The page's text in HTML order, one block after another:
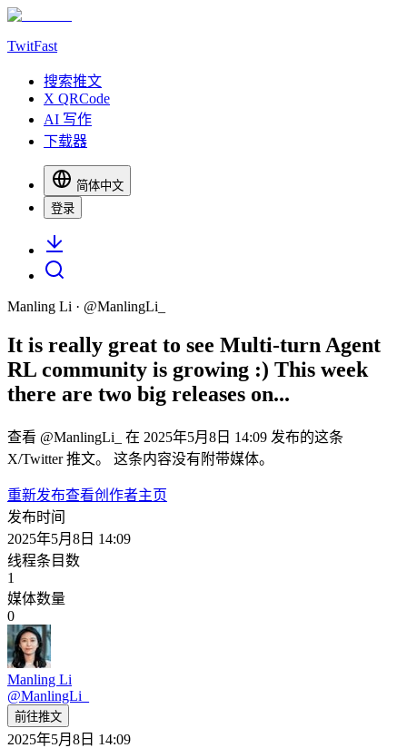
TwitFast
搜索推文
X QRCode
AI 写作
下载器
简体中文
登录
Manling Li · @ManlingLi_
It is really great to see Multi-turn Agent
RL community is growing :) This week
there are two big releases on...
查看 @ManlingLi_ 在 2025年5月8日 14:09 发布的这条
X/Twitter 推文。 这条内容没有附带媒体。
重新发布查看创作者主页
发布时间
2025年5月8日 14:09
线程条目数
1
媒体数量
0
Manling Li
@ManlingLi_
前往推文
2025年5月8日 14:09